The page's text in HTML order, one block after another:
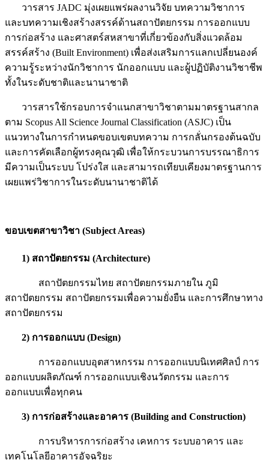
วารสาร JADC มุ่งเผยแพร่ผลงานวิจัย บทความวิชาการ
และบทความเชิงสร้างสรรค์ด้านสถาปัตยกรรม การออกแบบ
การก่อสร้าง และศาสตร์สหสาขาที่เกี่ยวข้องกับสิ่งแวดล้อม
สรรค์สร้าง (Built Environment) เพื่อส่งเสริมการแลกเปลี่ยนองค์
ความรู้ระหว่างนักวิชาการ นักออกแบบ และผู้ปฏิบัติงานวิชาชีพ
ทั้งในระดับชาติและนานาชาติ
วารสารใช้กรอบการจำแนกสาขาวิชาตามมาตรฐานสากล
ตาม Scopus All Science Journal Classification (ASJC) เป็น
แนวทางในการกำหนดขอบเขตบทความ การกลั่นกรองต้นฉบับ
และการคัดเลือกผู้ทรงคุณวุฒิ เพื่อให้กระบวนการบรรณาธิการ
มีความเป็นระบบ โปร่งใส และสามารถเทียบเคียงมาตรฐานการ
เผยแพร่วิชาการในระดับนานาชาติได้
ขอบเขตสาขาวิชา (Subject Areas)
1) สถาปัตยกรรม (Architecture)
สถาปัตยกรรมไทย สถาปัตยกรรมภายใน ภูมิ
สถาปัตยกรรม สถาปัตยกรรมเพื่อความยั่งยืน และการศึกษาทาง
สถาปัตยกรรม
2) การออกแบบ (Design)
การออกแบบอุตสาหกรรม การออกแบบนิเทศศิลป์ การ
ออกแบบผลิตภัณฑ์ การออกแบบเชิงนวัตกรรม และการ
ออกแบบเพื่อทุกคน
3) การก่อสร้างและอาคาร (Building and Construction)
การบริหารการก่อสร้าง เคหการ ระบบอาคาร และ
เทคโนโลยีอาคารอัจฉริยะ